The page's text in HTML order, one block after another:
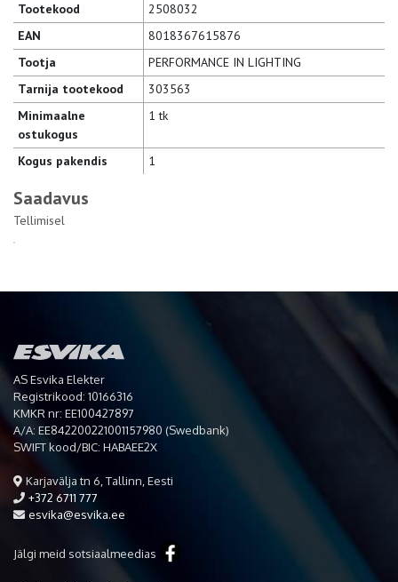
Tootekood
2508032
EAN
8018367615876
Tootja
PERFORMANCE IN LIGHTING
Tarnija tootekood
303563
Minimaalne
ostukogus
1 tk
Kogus pakendis 1
Saadavus
Tellimisel
AS Esvika Elekter
Registrikood: 10166316
KMKR nr: EE100427897
A/A: EE842200221001157980 (Swedbank)
SWIFT kood/BIC: HABAEE2X
Karjavälja tn 6, Tallinn, Eesti
+372 6711 777
esvika@esvika.ee
Jälgi meid sotsiaalmeedias